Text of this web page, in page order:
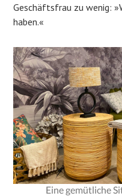
Geschäftsfrau zu wenig:
haben.«
Eine gemütliche